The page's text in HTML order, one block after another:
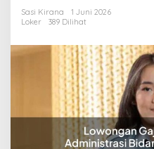
Operasional
Raharja
di
Pasaman
Barat
Terbaru
Sasi Kirana
1 Juni 2026
Loker
389 Dilihat